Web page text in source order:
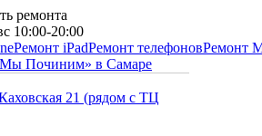
ремонта
10:00-20:00
Ремонт iPadРемонт телефоновРемонт
21 (рядом с ТЦ